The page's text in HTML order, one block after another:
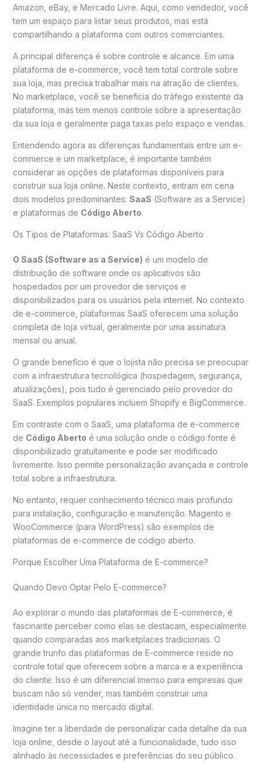
Amazon, eBay, e Mercado Livre. Aqui, como vendedor, você
tem um espaço para listar seus produtos, mas está
compartilhando a plataforma com outros comerciantes.
A principal diferença é sobre controle e alcance. Em uma
plataforma de e-commerce, você tem total controle sobre
sua loja, mas precisa trabalhar mais na atração de clientes.
No marketplace, você se beneficia do tráfego existente da
plataforma, mas tem menos controle sobre a apresentação
da sua loja e geralmente paga taxas pelo espaço e vendas.
Entendendo agora as diferenças fundamentais entre um e-
commerce e um marketplace, é importante também
considerar as opções de plataformas disponíveis para
construir sua loja online. Neste contexto, entram em cena
dois modelos predominantes: SaaS (Software as a Service)
e plataformas de Código Aberto.
Os Tipos de Plataformas: SaaS Vs Código Aberto
O SaaS (Software as a Service) é um modelo de
distribuição de software onde os aplicativos são
hospedados por um provedor de serviços e
disponibilizados para os usuários pela internet. No contexto
de e-commerce, plataformas SaaS oferecem uma solução
completa de loja virtual, geralmente por uma assinatura
mensal ou anual.
O grande benefício é que o lojista não precisa se preocupar
com a infraestrutura tecnológica (hospedagem, segurança,
atualizações), pois tudo é gerenciado pelo provedor do
SaaS. Exemplos populares incluem Shopify e BigCommerce.
Em contraste com o SaaS, uma plataforma de e-commerce
de Código Aberto é uma solução onde o código fonte é
disponibilizado gratuitamente e pode ser modificado
livremente. Isso permite personalização avançada e controle
total sobre a infraestrutura.
No entanto, requer conhecimento técnico mais profundo
para instalação, configuração e manutenção. Magento e
WooCommerce (para WordPress) são exemplos de
plataformas de e-commerce de código aberto.
Porque Escolher Uma Plataforma de E-commerce?
Quando Devo Optar Pelo E-commerce?
Ao explorar o mundo das plataformas de E-commerce, é
fascinante perceber como elas se destacam, especialmente
quando comparadas aos marketplaces tradicionais. O
grande trunfo das plataformas de E-commerce reside no
controle total que oferecem sobre a marca e a experiência
do cliente. Isso é um diferencial imenso para empresas que
buscam não só vender, mas também construir uma
identidade única no mercado digital.
Imagine ter a liberdade de personalizar cada detalhe da sua
loja online, desde o layout até a funcionalidade, tudo isso
alinhado às necessidades e preferências do seu público.